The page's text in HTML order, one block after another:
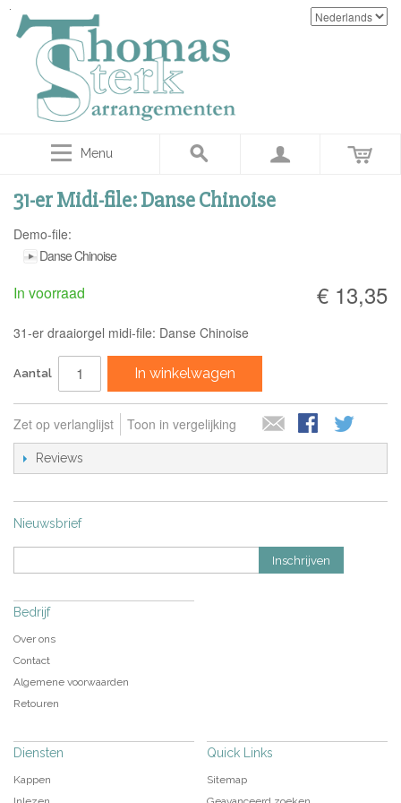
Menu
31-er Midi-file: Danse Chinoise
Demo-file:
Danse Chinoise
€ 13,35
In voorraad
31-er draaiorgel midi-file: Danse Chinoise
Aantal In winkelwagen
Zet op verlanglijst Toon in vergelijking
Reviews
Nieuwsbrief
Inschrijven
Bedrijf
Over ons
Contact
Algemene voorwaarden
Retouren
Diensten
Kappen
Quick Links
Sitemap